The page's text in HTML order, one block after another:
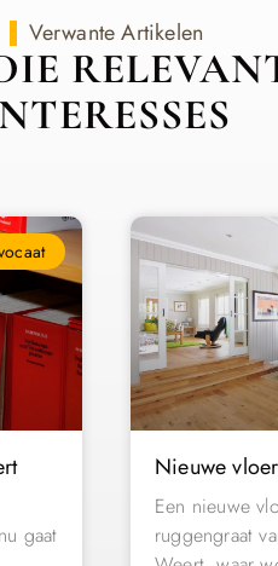
Verwante Artikelen
gaat
Nieuwe
Een nieuwe
ruggengraat